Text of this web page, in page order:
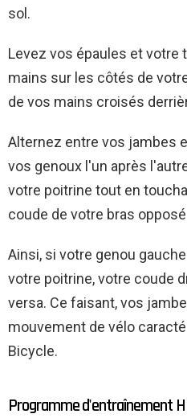
sol.
Levez vos épaules et votre
mains sur les côtés de
de vos mains croisés
Alternez entre vos jambes
vos genoux l'un après
votre poitrine tout en
coude de votre bras
Ainsi, si votre genou
votre poitrine, votre coude
versa. Ce faisant, vos
mouvement de vélo
Bicycle.
Programme d'entraînement